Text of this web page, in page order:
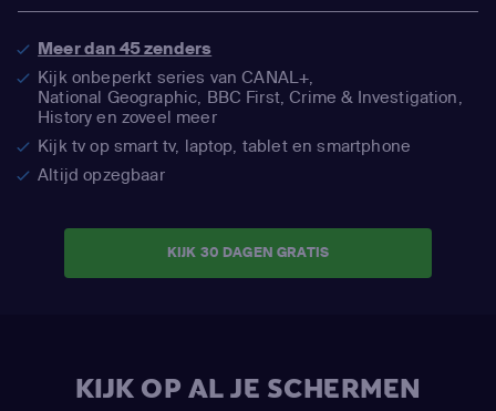
Meer dan 45 zenders
Kijk onbeperkt series van CANAL+,
National Geographic, BBC First, Crime & Investigation,
History en zoveel meer
Kijk tv op smart tv, laptop, tablet en smartphone
Altijd opzegbaar
KIJK 30 DAGEN GRATIS
KIJK OP AL JE SCHERMEN